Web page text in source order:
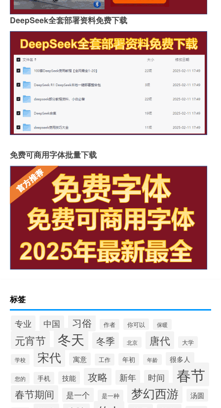
DeepSeek全套部署资料免费下载
免费可商用字体批量下载
标签
专业 中国 习俗 作者 你可以 保暖
元宵节 冬天 冬季 北京 唐代 大学
学校 宋代 寓意 工作 年初 年龄 很多人
您的 手机 技能 攻略 新年 时间 春节
春节期间 是一个 是一种 梦幻西游 汤圆